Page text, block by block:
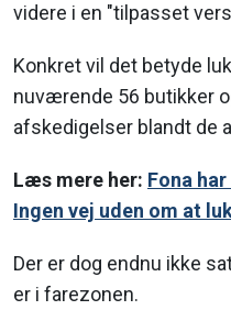
videre i en "tilpasset
Konkret vil det betyde
nuværende 56 butikker
afskedigelser blandt de
Læs mere her: Fona
Ingen vej uden om at
Der er dog endnu ikke
er i farezonen.